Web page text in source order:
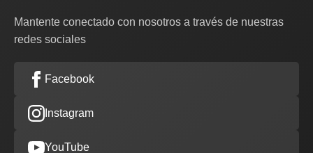
Mantente conectado con nosotros a través de nuestras
redes sociales
Facebook
Instagram
YouTube